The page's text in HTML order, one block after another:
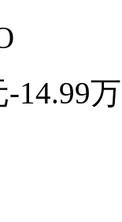
-14.99